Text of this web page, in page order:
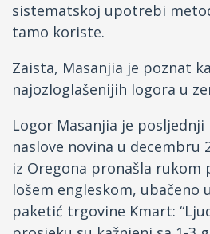
sistematskoj upotrebi
tamo koriste.
Zaista, Masanjia je poznat
najozloglašenijih logora u
Logor Masanjia je
naslove novina u decembru
iz Oregona pronašla rukom
lošem engleskom, ubačeno
paketić trgovine Kmart: